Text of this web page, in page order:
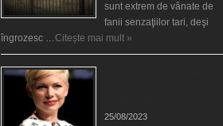
sunt extrem de vânate de
fanii senzaţiilor tari, deşi
îngrozesc …Citește mai mult »
25/08/2023